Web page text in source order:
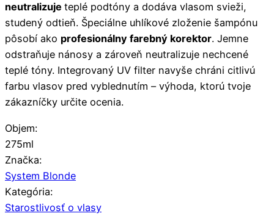
neutralizuje teplé podtóny a dodáva vlasom svieži,
studený odtieň. Špeciálne uhlíkové zloženie šampónu
pôsobí ako profesionálny farebný korektor. Jemne
odstraňuje nánosy a zároveň neutralizuje nechcené
teplé tóny. Integrovaný UV filter navyše chráni citlivú
farbu vlasov pred vyblednutím – výhoda, ktorú tvoje
zákazníčky určite ocenia.
Objem:
275ml
Značka:
System Blonde
Kategória:
Starostlivosť o vlasy